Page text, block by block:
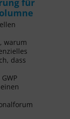
warum
dass